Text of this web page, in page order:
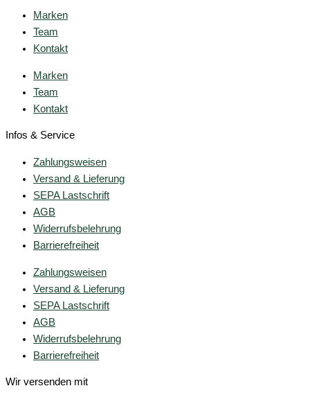
Marken
Team
Kontakt
Marken
Team
Kontakt
Infos & Service
Zahlungsweisen
Versand & Lieferung
SEPA Lastschrift
AGB
Widerrufsbelehrung
Barrierefreiheit
Zahlungsweisen
Versand & Lieferung
SEPA Lastschrift
AGB
Widerrufsbelehrung
Barrierefreiheit
Wir versenden mit